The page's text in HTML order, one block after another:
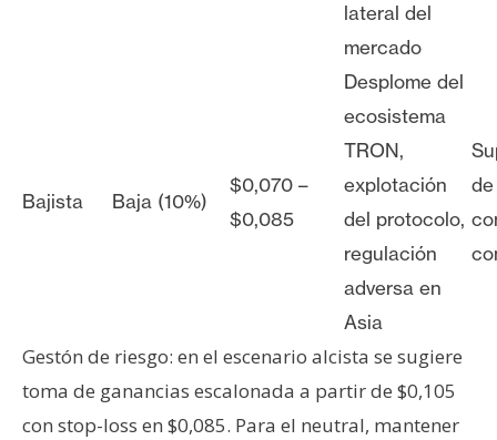
lateral del
mercado
Bajista Baja (10%)
$0,070 –
$0,085
Desplome del
ecosistema
TRON,
explotación
del protocolo,
regulación
adversa en
Asia
Gestón de riesgo: en el escenario alcista se sugiere
toma de ganancias escalonada a partir de $0,105
con stop-loss en $0,085. Para el neutral, mantener